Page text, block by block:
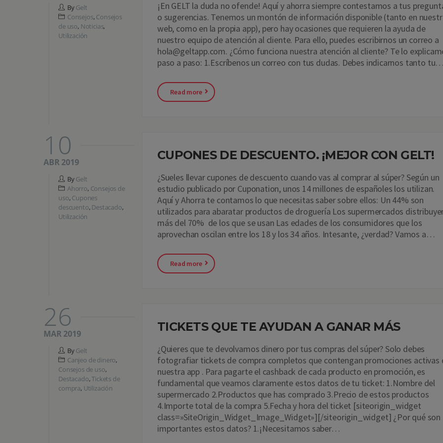
¡En GELT la duda no ofende! Aquí y ahorra siempre contestamos a tus
o sugerencias. Tenemos un montón de información disponible (tanto en
web, como en la propia app), pero hay ocasiones que requieren la ayuda de
nuestro equipo de atención al cliente. Para ello, puedes escribirnos un correo a
hola@geltapp.com. ¿Cómo funciona nuestra atención al cliente? Te lo
paso a paso: 1.Escríbenos un correo con tus dudas. Debes indicarnos tanto
Read more
ByGelt
Consejos, Consejos
de uso, Noticias,
Utilización
CUPONES DE DESCUENTO. ¡MEJOR CON GELT!
¿Sueles llevar cupones de descuento cuando vas al comprar al súper? Según un
estudio publicado por Cuponation, unos 14 millones de españoles los utilizan.
Aquí y Ahorra te contamos lo que necesitas saber sobre ellos: Un 44% son
utilizados para abaratar productos de droguería Los supermercados
más del 70% de los que se usan Las edades de los consumidores que los
aprovechan oscilan entre los 18 y los 34 años. Intesante, ¿verdad? Vamos a…
Read more
10
ABR 2019
ByGelt
Ahorro, Consejos de
uso, Cupones
descuento, Destacado,
Utilización
TICKETS QUE TE AYUDAN A GANAR MÁS
¿Quieres que te devolvamos dinero por tus compras del súper? Solo debes
fotografiar tickets de compra completos que contengan promociones activas
nuestra app . Para pagarte el cashback de cada producto en promoción, es
fundamental que veamos claramente estos datos de tu ticket: 1.Nombre del
supermercado 2.Productos que has comprado 3.Precio de estos productos
4.Importe total de la compra 5.Fecha y hora del ticket [siteorigin_widget
class=»SiteOrigin_Widget_Image_Widget»][/siteorigin_widget] ¿Por qué son
importantes estos datos? 1.¡Necesitamos saber…
26
MAR 2019
ByGelt
Canjeo de dinero,
Consejos de uso,
Destacado,Tickets de
compra, Utilización